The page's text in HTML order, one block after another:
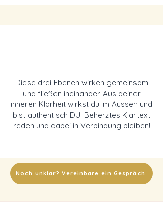
Diese drei Ebenen wirken gemeinsam
und fließen ineinander. Aus deiner
inneren Klarheit wirkst du im Aussen und
bist authentisch DU! Beherztes Klartext
reden und dabei in Verbindung bleiben!
Noch unklar? Vereinbare ein Gespräch